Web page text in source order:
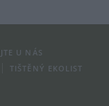
U NÁS
TIŠTĚNÝ EKOLIST